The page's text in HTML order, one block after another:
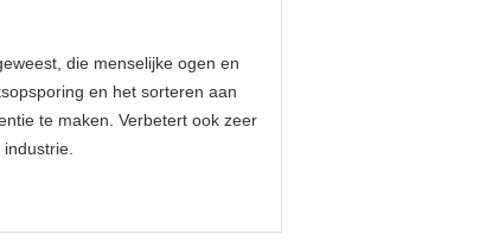
die menselijke ogen en
en het sorteren aan
te maken. Verbetert ook zeer